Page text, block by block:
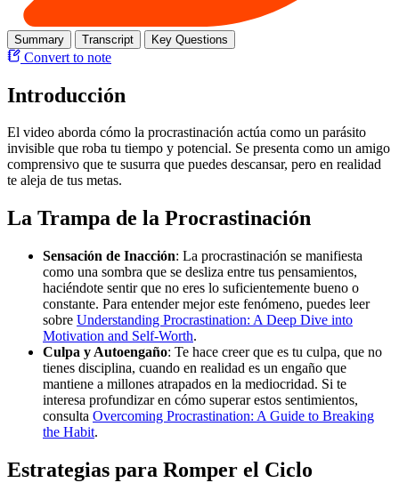
Summary Transcript Key Questions
Convert to note
Introducción
El video aborda cómo la procrastinación actúa como un parásito
invisible que roba tu tiempo y potencial. Se presenta como un amigo
comprensivo que te susurra que puedes descansar, pero en realidad
te aleja de tus metas.
La Trampa de la Procrastinación
Sensación de Inacción: La procrastinación se manifiesta
como una sombra que se desliza entre tus pensamientos,
haciéndote sentir que no eres lo suficientemente bueno o
constante. Para entender mejor este fenómeno, puedes leer
sobre Understanding Procrastination: A Deep Dive into
Motivation and Self-Worth.
Culpa y Autoengaño: Te hace creer que es tu culpa, que no
tienes disciplina, cuando en realidad es un engaño que
mantiene a millones atrapados en la mediocridad. Si te
interesa profundizar en cómo superar estos sentimientos,
consulta Overcoming Procrastination: A Guide to Breaking
the Habit.
Estrategias para Romper el Ciclo